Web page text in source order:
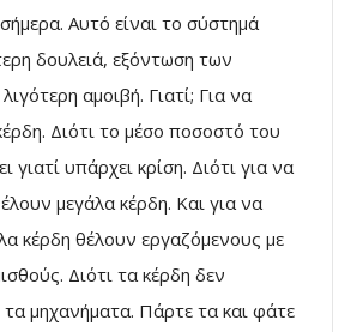
Αυτό είναι το σύστημά
δουλειά, εξόντωση των
αμοιβή. Γιατί; Για να
Διότι το μέσο ποσοστό του
γιατί υπάρχει κρίση. Διότι για να
μεγάλα κέρδη. Και για να
κέρδη θέλουν εργαζόμενους με
Διότι τα κέρδη δεν
μηχανήματα. Πάρτε τα και φάτε